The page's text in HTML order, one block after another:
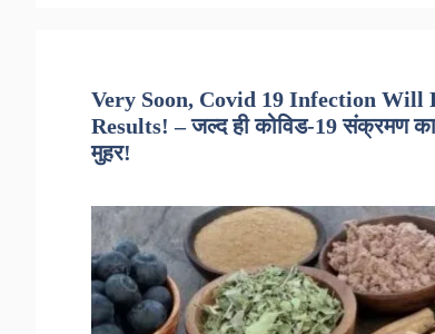
Very Soon, Covid 19 Infection
Results! – जल्द ही कोविड-19 संक्रमण
मुहर!